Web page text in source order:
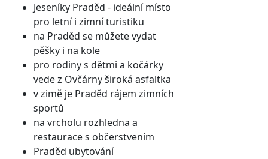
Jeseníky Praděd - ideální místo
pro letní i zimní turistiku
na Praděd se můžete vydat
pěšky i na kole
pro rodiny s dětmi a kočárky
vede z Ovčárny široká asfaltka
v zimě je Praděd rájem zimních
sportů
na vrcholu rozhledna a
restaurace s občerstvením
Praděd ubytování